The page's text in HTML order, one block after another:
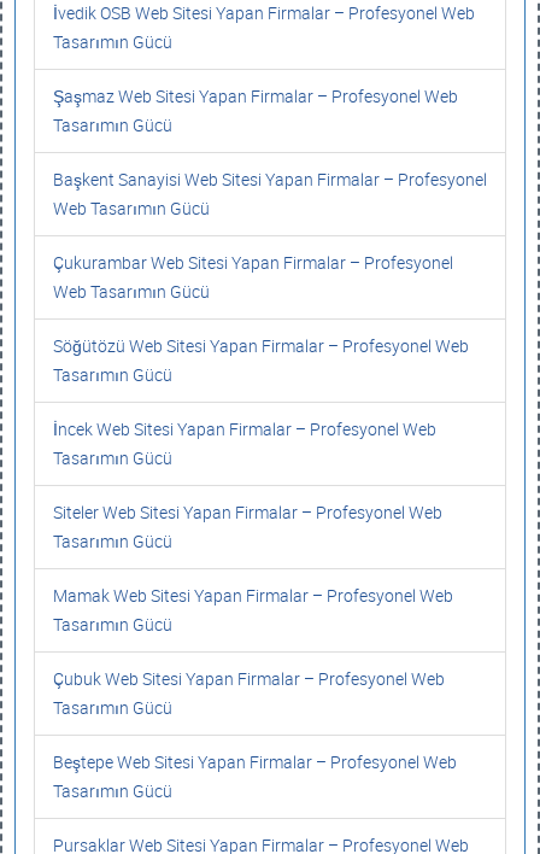
İvedik OSB Web Sitesi Yapan Firmalar – Profesyonel Web
Tasarımın Gücü
Şaşmaz Web Sitesi Yapan Firmalar – Profesyonel Web
Tasarımın Gücü
Başkent Sanayisi Web Sitesi Yapan Firmalar – Profesyonel
Web Tasarımın Gücü
Çukurambar Web Sitesi Yapan Firmalar – Profesyonel
Web Tasarımın Gücü
Söğütözü Web Sitesi Yapan Firmalar – Profesyonel Web
Tasarımın Gücü
İncek Web Sitesi Yapan Firmalar – Profesyonel Web
Tasarımın Gücü
Siteler Web Sitesi Yapan Firmalar – Profesyonel Web
Tasarımın Gücü
Mamak Web Sitesi Yapan Firmalar – Profesyonel Web
Tasarımın Gücü
Çubuk Web Sitesi Yapan Firmalar – Profesyonel Web
Tasarımın Gücü
Beştepe Web Sitesi Yapan Firmalar – Profesyonel Web
Tasarımın Gücü
Pursaklar Web Sitesi Yapan Firmalar – Profesyonel Web